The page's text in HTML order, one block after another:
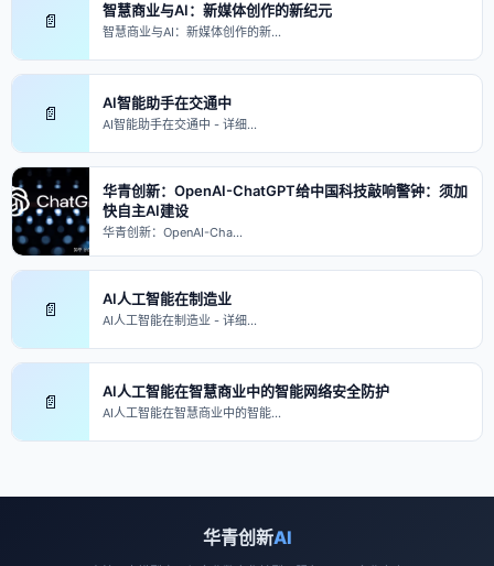
📄 智慧商业与AI：新媒体创作的新纪元
智慧商业与AI：新媒体创作的新…
📄 AI智能助手在交通中
AI智能助手在交通中 - 详细…
华青创新：OpenAI-ChatGPT给中国科技敲响警钟：须加
快自主AI建设
华青创新：OpenAI-Cha…
📄 AI人工智能在制造业
AI人工智能在制造业 - 详细…
📄 AI人工智能在智慧商业中的智能网络安全防护
AI人工智能在智慧商业中的智能…
华青创新AI